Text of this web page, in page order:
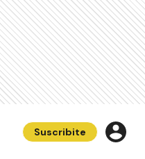
Suscribite